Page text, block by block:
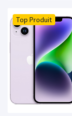
Top Produit